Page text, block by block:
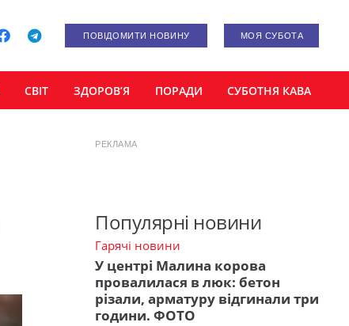
ПОВІДОМИТИ НОВИНУ МОЯ СУБОТА
СВІТ ЗДОРОВ’Я ПОРАДИ СУБОТНЯ КАВА
РЕКЛАМА
Популярні новини
Гарячі новини
У центрі Малина корова
провалилася в люк: бетон
різали, арматуру відгинали три
години. ФОТО